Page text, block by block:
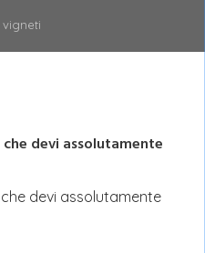
vigneti
devi assolutamente
devi assolutamente